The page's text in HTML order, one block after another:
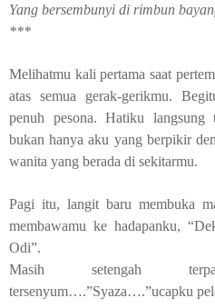
Yang bersembunyi di rimbun
***
Melihatmu kali pertama saat
atas semua gerak-gerikmu.
penuh pesona. Hatiku langsung
bukan hanya aku yang berpikir
wanita yang berada di sekitarmu.
Pagi itu, langit baru membuka
membawamu ke hadapanku,
Odi”.
Masih setengah
tersenyum….”Syaza….”ucapku